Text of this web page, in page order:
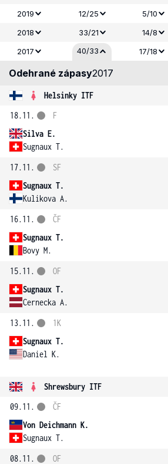
2019
12/25 5/10
2018
33/21 14/8
2017
40/33 17/18
Odehrané zápasy2017
Helsinky ITF
18.11.
Silva E.
Sugnaux T.
F
17.11.
Sugnaux T.
Kulikova A.
SF
16.11.
Sugnaux T.
Bovy M.
ČF
15.11.
Sugnaux T.
Cernecka A.
OF
13.11.
Sugnaux T.
Daniel K.
1K
Shrewsbury ITF
09.11.
Von Deichmann K.
Sugnaux T.
ČF
08.11.
OF